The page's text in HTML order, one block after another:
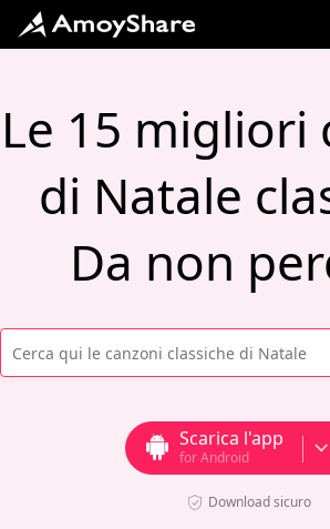
Le 15 migliori
di Natale
Da non
Scarica l'app
for Android
Download sicuro